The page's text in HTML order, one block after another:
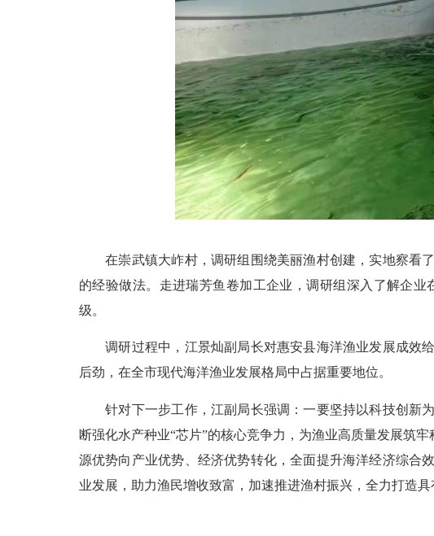
在崇武镇大岞村，调研组围绕美丽渔村创建，实地察看了
的经验做法。走进瑞芳鱼卷加工企业，调研组深入了解企
级。
调研过程中，江景灿副局长对惠安县海洋渔业发展成效给
后劲，在全市现代海洋渔业发展格局中占据重要地位。
针对下一步工作，江副局长强调：一要坚持以科技创新为
断强化水产种业“芯片”的核心竞争力，为渔业高质量发展筑
源优势向产业优势、经济优势转化，全面提升海洋经济综合
业发展，助力渔民增收致富，加速推进渔村振兴，全力打造